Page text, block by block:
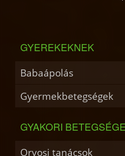
GYEREKEKNEK
Babaápolás
Gyermekbetegségek
GYAKORI
Orvosi tanácsok